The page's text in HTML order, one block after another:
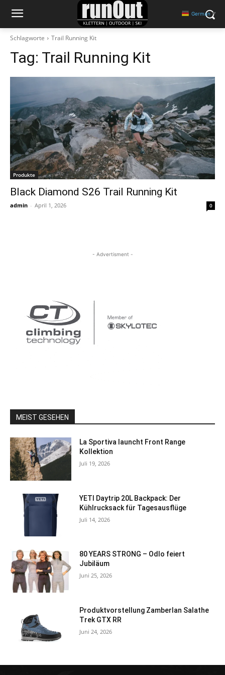
Schlagworte Trail Running Kit
Tag: Trail Running Kit
Produkte
Black Diamond S26 Trail Running Kit
admin - April 1, 2026 0
- Advertisment -
MEIST GESEHEN
La Sportiva launcht Front Range
Kollektion
Juli 19, 2026
YETI Daytrip 20L Backpack: Der
Kühlrucksack für Tagesausflüge
Juli 14, 2026
80 YEARS STRONG – Odlo feiert
Jubiläum
Juni 25, 2026
Produktvorstellung Zamberlan Salathe
Trek GTX RR
Juni 24, 2026
German ▼